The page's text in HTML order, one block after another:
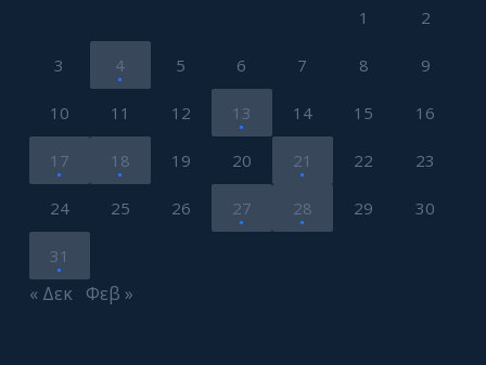
1 2
3 4 5 6 7 8 9
10 11 12 13 14 15 16
17 18 19 20 21 22 23
24 25 26 27 28 29 30
31
« Δεκ Φεβ »